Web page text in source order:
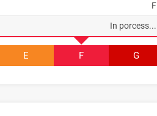
F
In porcess...
E F G